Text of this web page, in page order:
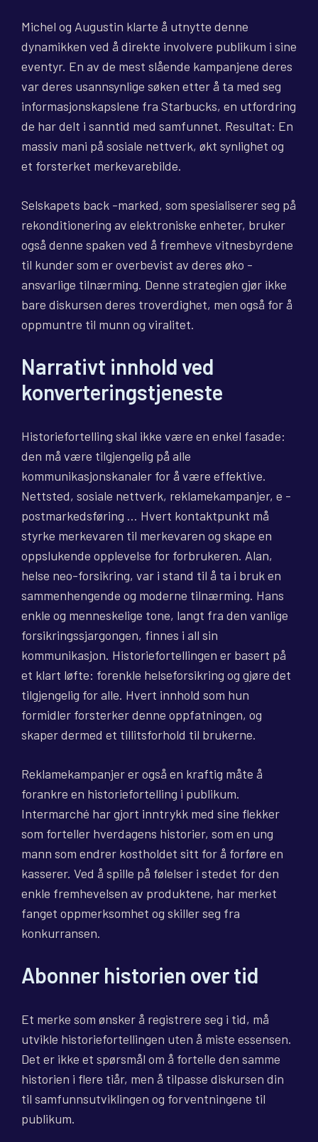
Michel og Augustin klarte å utnytte denne
dynamikken ved å direkte involvere publikum i sine
eventyr. En av de mest slående kampanjene deres
var deres usannsynlige søken etter å ta med seg
informasjonskapslene fra Starbucks, en utfordring
de har delt i sanntid med samfunnet. Resultat: En
massiv mani på sosiale nettverk, økt synlighet og
et forsterket merkevarebilde.
Selskapets back -marked, som spesialiserer seg på
rekonditionering av elektroniske enheter, bruker
også denne spaken ved å fremheve vitnesbyrdene
til kunder som er overbevist av deres øko -
ansvarlige tilnærming. Denne strategien gjør ikke
bare diskursen deres troverdighet, men også for å
oppmuntre til munn og viralitet.
Narrativt innhold ved
konverteringstjeneste
Historiefortelling skal ikke være en enkel fasade:
den må være tilgjengelig på alle
kommunikasjonskanaler for å være effektive.
Nettsted, sosiale nettverk, reklamekampanjer, e -
postmarkedsføring … Hvert kontaktpunkt må
styrke merkevaren til merkevaren og skape en
oppslukende opplevelse for forbrukeren. Alan,
helse neo-forsikring, var i stand til å ta i bruk en
sammenhengende og moderne tilnærming. Hans
enkle og menneskelige tone, langt fra den vanlige
forsikringssjargongen, finnes i all sin
kommunikasjon. Historiefortellingen er basert på
et klart løfte: forenkle helseforsikring og gjøre det
tilgjengelig for alle. Hvert innhold som hun
formidler forsterker denne oppfatningen, og
skaper dermed et tillitsforhold til brukerne.
Reklamekampanjer er også en kraftig måte å
forankre en historiefortelling i publikum.
Intermarché har gjort inntrykk med sine flekker
som forteller hverdagens historier, som en ung
mann som endrer kostholdet sitt for å forføre en
kasserer. Ved å spille på følelser i stedet for den
enkle fremhevelsen av produktene, har merket
fanget oppmerksomhet og skiller seg fra
konkurransen.
Abonner historien over tid
Et merke som ønsker å registrere seg i tid, må
utvikle historiefortellingen uten å miste essensen.
Det er ikke et spørsmål om å fortelle den samme
historien i flere tiår, men å tilpasse diskursen din
til samfunnsutviklingen og forventningene til
publikum.